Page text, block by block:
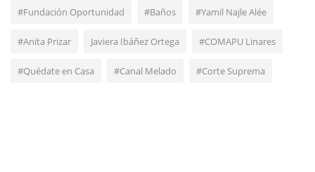
#Fundación Oportunidad #Baños #Yamil Najle Alée
#Anita Prizar Javiera Ibáñez Ortega #COMAPU Linares
#Quédate en Casa #Canal Melado #Corte Suprema